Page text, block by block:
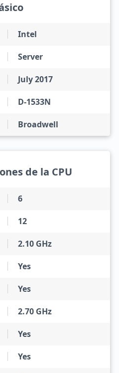
Intel
Server
July 2017
D-1533N
Broadwell
de la CPU
6
12
2.10 GHz
Yes
Yes
2.70 GHz
Yes
Yes